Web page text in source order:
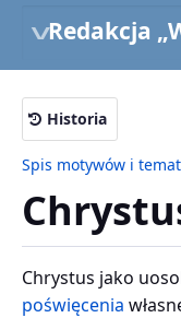
Redakcja
Historia
Spis motywów i
Chrystus jako
poświęcenia